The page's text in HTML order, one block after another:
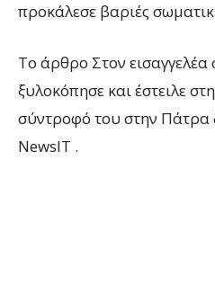
προκάλεσε βαριές
To άρθρο Στον
ξυλοκόπησε και έστειλε
σύντροφό του στην Πάτρα
NewsIT .